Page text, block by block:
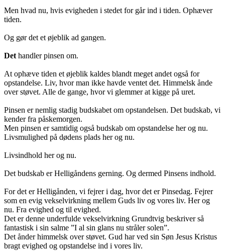
Men hvad nu, hvis evigheden i stedet for går ind i tiden. Ophæver
tiden.
Og gør det et øjeblik ad gangen.
Det handler pinsen om.
At ophæve tiden et øjeblik kaldes blandt meget andet også for
opstandelse. Liv, hvor man ikke havde ventet det. Himmelsk ånde
over støvet. Alle de gange, hvor vi glemmer at kigge på uret.
Pinsen er nemlig stadig budskabet om opstandelsen. Det budskab, vi
kender fra påskemorgen.
Men pinsen er samtidig også budskab om opstandelse her og nu.
Livsmulighed på dødens plads her og nu.
Livsindhold her og nu.
Det budskab er Helligåndens gerning. Og dermed Pinsens indhold.
For det er Helligånden, vi fejrer i dag, hvor det er Pinsedag. Fejrer
som en evig vekselvirkning mellem Guds liv og vores liv. Her og
nu. Fra evighed og til evighed.
Det er denne underfulde vekselvirkning Grundtvig beskriver så
fantastisk i sin salme ”I al sin glans nu stråler solen”.
Det ånder himmelsk over støvet. Gud har ved sin Søn Jesus Kristus
bragt evighed og opstandelse ind i vores liv.